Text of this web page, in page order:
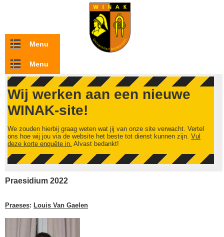
Overslaan en naar de inhoud gaan
Menu
Menu
Wij werken aan een nieuwe
WINAK-site!
We zouden hierbij graag weten wat jij van onze site verwacht. Vertel
ons hoe wij jou via de website het beste tot dienst kunnen zijn. Vul
deze korte enquête in. Alvast bedankt!
Praesidium 2022
Praeses: Louis Van Gaelen